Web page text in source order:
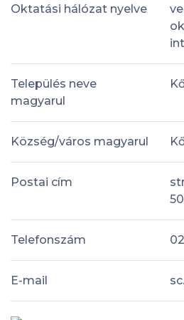
Oktatási hálózat nyelve
Település neve
magyarul
Község/város magyarul
Postai cím
Telefonszám
E-mail